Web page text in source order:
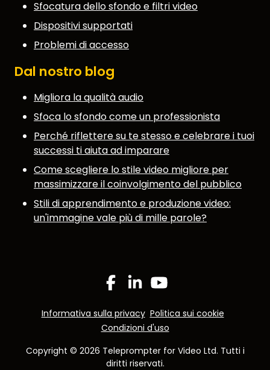
Sfocatura dello sfondo e filtri video
Dispositivi supportati
Problemi di accesso
Dal nostro blog
Migliora la qualità audio
Sfoca lo sfondo come un professionista
Perché riflettere su te stesso e celebrare i tuoi
successi ti aiuta ad imparare
Come scegliere lo stile video migliore per
massimizzare il coinvolgimento del pubblico
Stili di apprendimento e produzione video:
un'immagine vale più di mille parole?
Facebook
LinkedinYouTube
Informativa sulla privacy Politica sui cookie
Condizioni d'uso
Copyright © 2026 Teleprompter for Video Ltd. Tutti i
diritti riservati.